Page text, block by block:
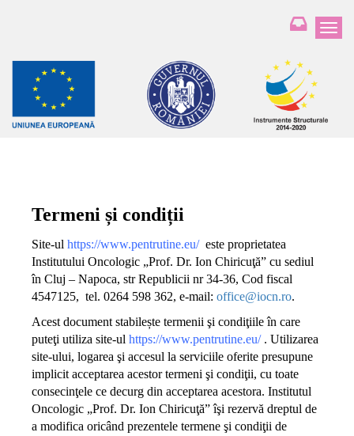
T
Termeni și condiții
Site-ul https://www.pentrutine.eu/este proprietatea
Institutului Oncologic „Prof. Dr. Ion Chiricuţă” cu sediul
în Cluj – Napoca, str Republicii nr 34-36, Cod fiscal
4547125, tel. 0264 598 362, e-mail: office@iocn.ro.
Acest document stabilește termenii şi condiţiile în care
puteţi utiliza site-ul https://www.pentrutine.eu/ . Utilizarea
site-ului, logarea şi accesul la serviciile oferite presupune
implicit acceptarea acestor termeni şi condiţii, cu toate
consecinţele ce decurg din acceptarea acestora. Institutul
Oncologic „Prof. Dr. Ion Chiricuţă” îşi rezervă dreptul de
a modifica oricând prezentele termene şi condiţii de